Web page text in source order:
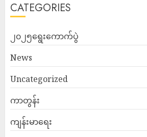
CATEGORIES
၂၀၂၅ရွေးကောက်ပွဲ
News
Uncategorized
ကာတွန်း
ကျန်းမာရေး